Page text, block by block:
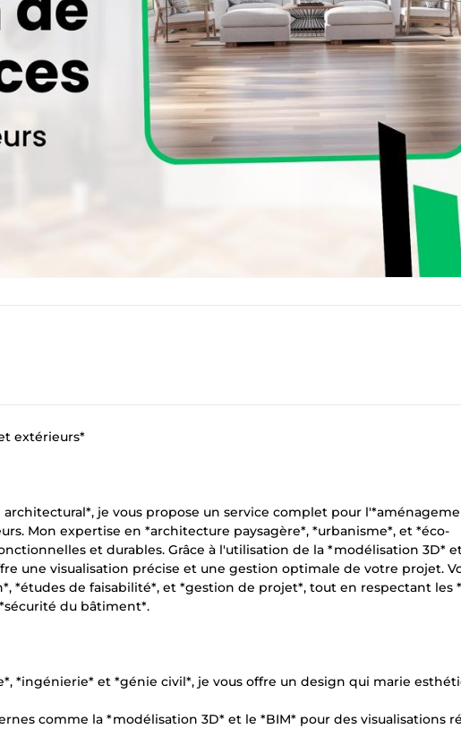
extérieurs*
je vous propose un service complet pour
Mon expertise en *architecture paysagère*, *urbanisme*, et *éco-
et durables. Grâce à l'utilisation de la *modélisation 3D*
une visualisation précise et une gestion optimale de votre projet.
*études de faisabilité*, et *gestion de projet*, tout en respectant les
du bâtiment*.
*ingénierie* et *génie civil*, je vous offre un design qui marie
comme la *modélisation 3D* et le *BIM* pour des visualisations